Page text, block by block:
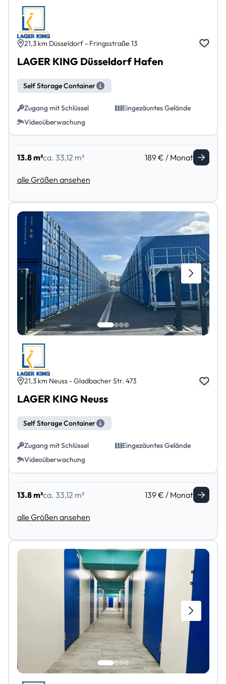
21,3 km Düsseldorf - Fringsstraße 13
LAGER KING Düsseldorf Hafen
Self Storage Container
Zugang mit Schlüssel
Eingezäuntes Gelände
Videoüberwachung
13.8 m²ca. 33,12 m³ 189 € / Monat
alle Größen ansehen
21,3 km Neuss - Gladbacher Str. 473
LAGER KING Neuss
Self Storage Container
Zugang mit Schlüssel
Eingezäuntes Gelände
Videoüberwachung
13.8 m²ca. 33,12 m³ 139 € / Monat
alle Größen ansehen